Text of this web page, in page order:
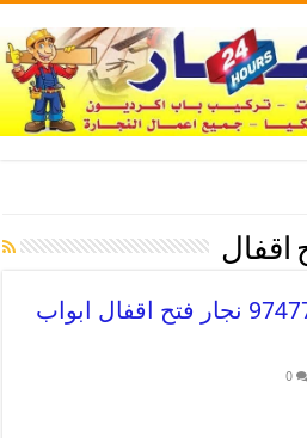
اقفال
فتح اقفال بنيدر 97477575 نجار فتح اقفال ابواب
0